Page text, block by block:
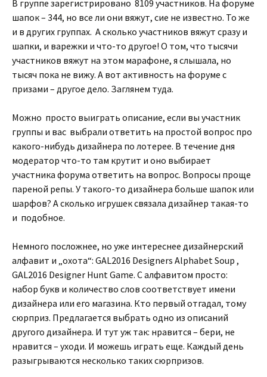
В группе зарегистрировано 8109 участников. На форуме
шапок – 344, но все ли они вяжут, сие не известно. То же
и в других группах. А сколько участников вяжут сразу и
шапки, и варежки и что-то другое! О том, что тысячи
участников вяжут на этом марафоне, я слышала, но
тысяч пока не вижу. А вот активность на форуме с
призами – другое дело. Заглянем туда.
Можно просто выиграть описание, если вы участник
группы и вас выбрали ответить на простой вопрос про
какого-нибудь дизайнера по лотерее. В течение дня
модератор что-то там крутит и оно выбирает
участника форума ответить на вопрос. Вопросы проще
пареной репы. У такого-то дизайнера больше шапок или
шарфов? А сколько игрушек связала дизайнер такая-то
и подобное.
Немного посложнее, но уже интереснее дизайнерский
алфавит и „охота“: GAL2016 Designers Alphabet Soup ,
GAL2016 Designer Hunt Game. С алфавитом просто:
набор букв и количество слов соответствует имени
дизайнера или его магазина. Кто первый отгадал, тому
сюрприз. Предлагается выбрать одно из описаний
другого дизайнера. И тут уж так: нравится – бери, не
нравится – уходи. И можешь играть еще. Каждый день
разыгрываются несколько таких сюрпризов.